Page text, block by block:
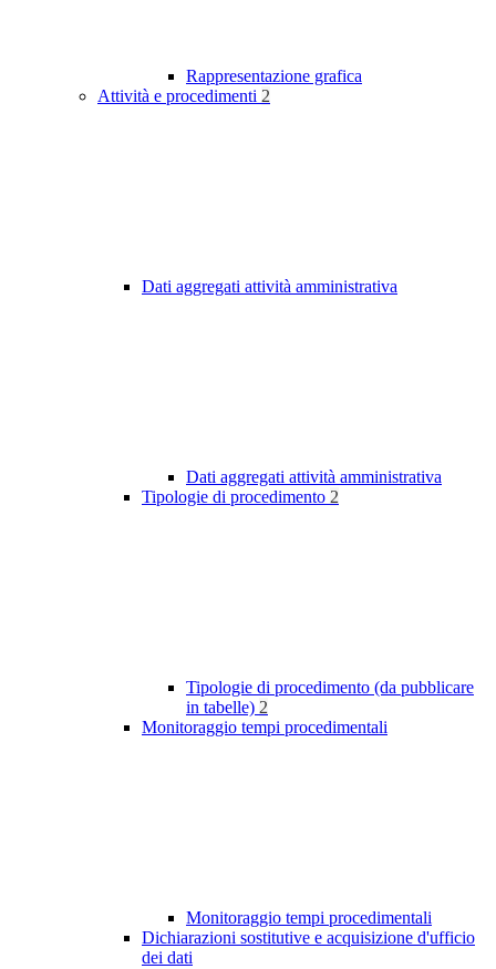
Rappresentazione grafica
Attività e procedimenti 2
Dati aggregati attività amministrativa
Dati aggregati attività amministrativa
Tipologie di procedimento 2
Tipologie di procedimento (da pubblicare
in tabelle) 2
Monitoraggio tempi procedimentali
Monitoraggio tempi procedimentali
Dichiarazioni sostitutive e acquisizione d'ufficio
dei dati